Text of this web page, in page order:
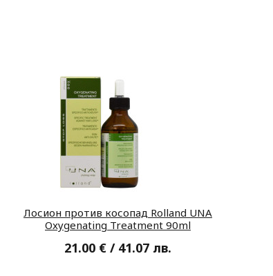
Лосион против косопад Rolland UNA
Oxygenating Treatment 90ml
21.00 € / 41.07 лв.